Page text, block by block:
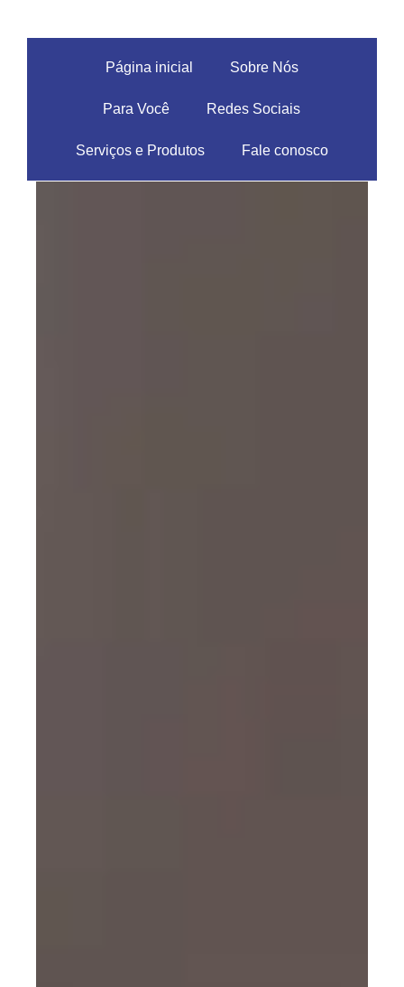
Página inicial Sobre Nós
Para Você Redes Sociais
Serviços e Produtos Fale conosco